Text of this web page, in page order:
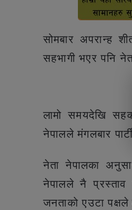
सोमबार अपरान्ह
सहभागी भएर पनि
लामो समयदेखि
नेपालले मंगलबार
नेता नेपालका
नेपालले नै प्रस्ताव
जनताको एउटा